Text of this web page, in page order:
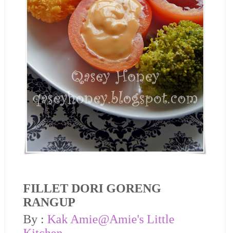
FILLET DORI GORENG
RANGUP
By : Kak Amie@Amie's Little